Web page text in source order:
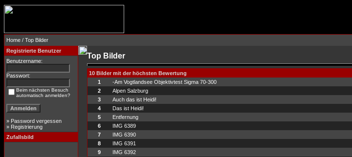
Home / Top Bilder
Registrierte Benutzer
Benutzername:
Passwort:
Beim nächsten Besuch
automatisch anmelden?
» Password vergessen
» Registrierung
Zufallsbild
Top Bilder
10 Bilder mit der höchsten Bewertung
1
-Am Vogtlandsee Objektivtest Sigma 70-300
2
Alpen Salzburg
3
Auch das ist Heidi!
4
Das ist Heidi!
5
Entfernung
6
IMG 6389
7
IMG 6390
8
IMG 6391
9
IMG 6392